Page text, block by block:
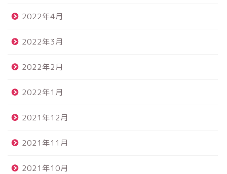
2022年4月
2022年3月
2022年2月
2022年1月
2021年12月
2021年11月
2021年10月